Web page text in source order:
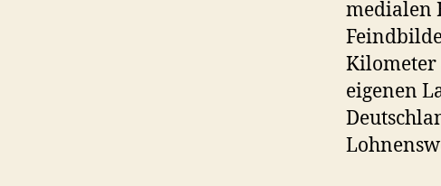
medialen
Kilometer
eigenen